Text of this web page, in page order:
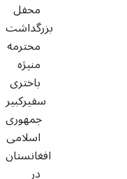
محفل
بزرگداشت
محترمه
منیژه
باختری
سفیرکبیر
جمهوری
اسلامی
افغانستان
در